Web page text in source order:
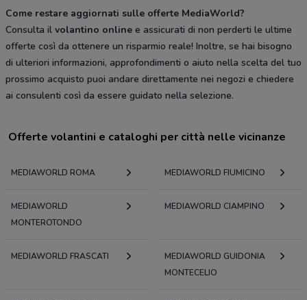
Come restare aggiornati sulle offerte MediaWorld?
Consulta il volantino online e assicurati di non perderti le ultime
offerte così da ottenere un risparmio reale! Inoltre, se hai bisogno
di ulteriori informazioni, approfondimenti o aiuto nella scelta del tuo
prossimo acquisto puoi andare direttamente nei negozi e chiedere
ai consulenti così da essere guidato nella selezione.
Offerte volantini e cataloghi per città nelle vicinanze
MEDIAWORLD ROMA MEDIAWORLD FIUMICINO
MEDIAWORLD
MONTEROTONDO
MEDIAWORLD CIAMPINO
MEDIAWORLD FRASCATI
MEDIAWORLD GUIDONIA
MONTECELIO